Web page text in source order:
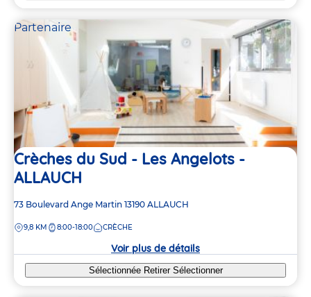
Partenaire
Crèches du Sud - Les Angelots -
ALLAUCH
Adresse
la
73 Boulevard Ange Martin 13190 ALLAUCH
DISTANCE
9,8 KM 8:00-18:00 CRÈCHE
Voir plus de détails
Sélectionnée Retirer Sélectionner